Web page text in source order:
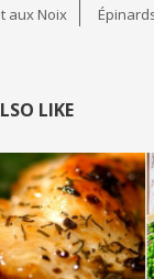
aux Noix
LIKE